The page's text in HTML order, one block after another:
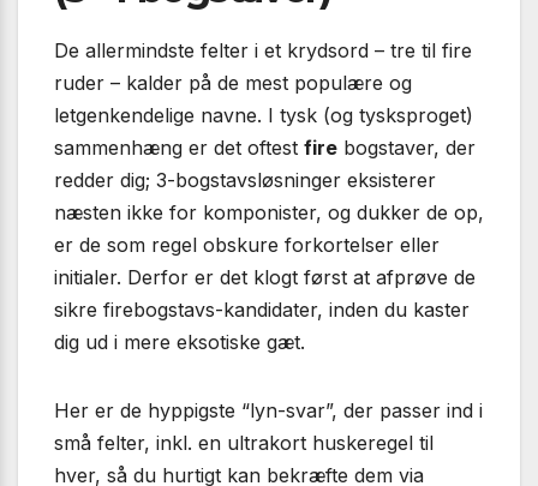
De allermindste felter i et krydsord – tre til fire
ruder – kalder på de mest populære og
letgenkendelige navne. I tysk (og tysksproget)
sammenhæng er det oftest fire bogstaver, der
redder dig; 3-bogstavsløsninger eksisterer
næsten ikke for komponister, og dukker de op,
er de som regel obskure forkortelser eller
initialer. Derfor er det klogt først at afprøve de
sikre firebogstavs-kandidater, inden du kaster
dig ud i mere eksotiske gæt.
Her er de hyppigste “lyn-svar”, der passer ind i
små felter, inkl. en ultrakort huskeregel til
hver, så du hurtigt kan bekræfte dem via